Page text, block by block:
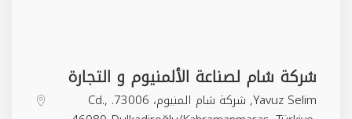
شركة شام لصناعة الألمنيوم و التجارة
Yavuz Selim, شركة شام المنيوم، 73006. Cd.,